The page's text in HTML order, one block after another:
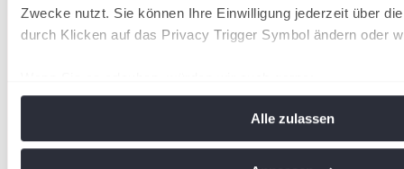
Zwecke nutzt. Sie können Ihre Einwilligung jederzeit über
durch Klicken auf das Privacy Trigger Symbol ändern oder
Ihr Gerät durch aktives Scannen nach bestimmten
Alle zulassen